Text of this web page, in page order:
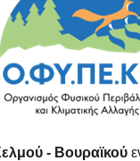
- Βουραϊκού